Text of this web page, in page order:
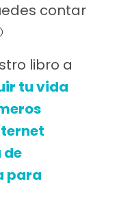
contar
libro a
tu vida
de
para